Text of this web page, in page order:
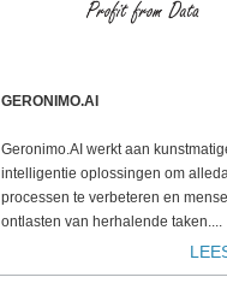
GERONIMO.AI
Geronimo.AI werkt aan
intelligentie oplossingen om
processen te verbeteren en
ontlasten van herhalende taken....